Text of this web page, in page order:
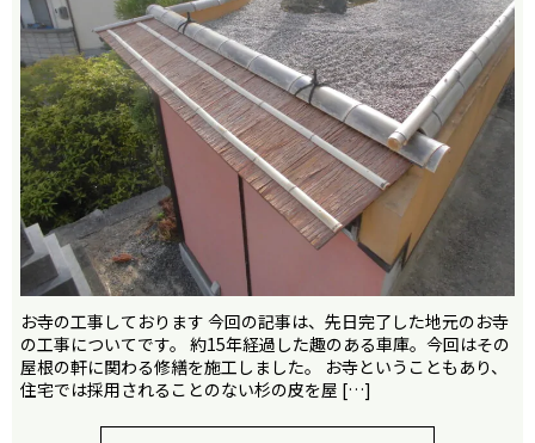
お寺の工事しております 今回の記事は、先日完了した地元のお寺
の工事についてです。 約15年経過した趣のある車庫。今回はその
屋根の軒に関わる修繕を施工しました。 お寺ということもあり、
住宅では採用されることのない杉の皮を屋 […]